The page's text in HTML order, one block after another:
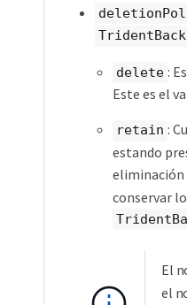
delete :
Este es el
retain :
estando
eliminación
conservar
El
el